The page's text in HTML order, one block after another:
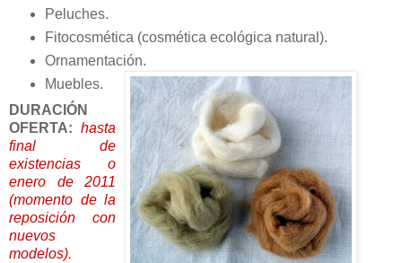
Peluches.
Fitocosmética (cosmética ecológica natural).
Ornamentación.
Muebles.
DURACIÓN
OFERTA:
hasta
final de
existencias o
enero de 2011
(momento de la
reposición con
nuevos
modelos).